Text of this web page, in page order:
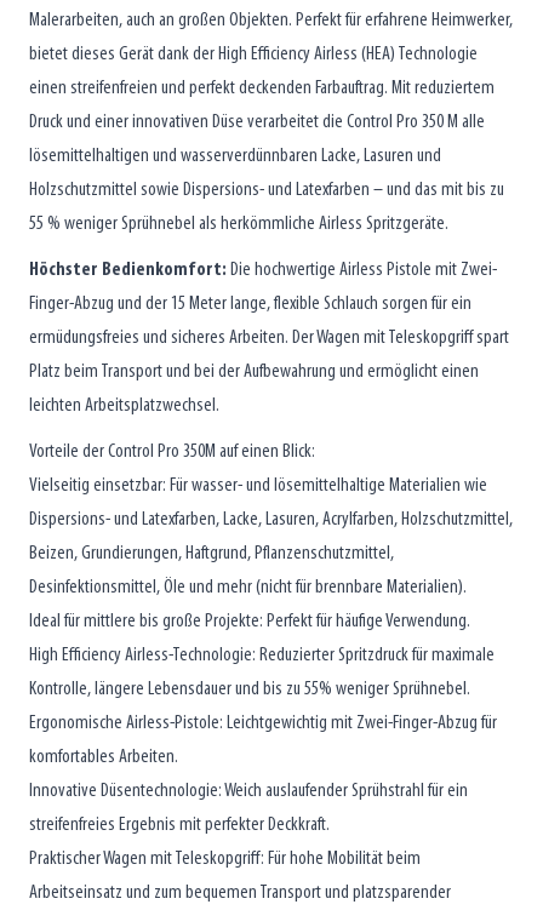
Malerarbeiten, auch an großen Objekten. Perfekt für erfahrene Heimwerker,
bietet dieses Gerät dank der High Efficiency Airless (HEA) Technologie
einen streifenfreien und perfekt deckenden Farbauftrag. Mit reduziertem
Druck und einer innovativen Düse verarbeitet die Control Pro 350 M alle
lösemittelhaltigen und wasserverdünnbaren Lacke, Lasuren und
Holzschutzmittel sowie Dispersions- und Latexfarben – und das mit bis zu
55 % weniger Sprühnebel als herkömmliche Airless Spritzgeräte.
Höchster Bedienkomfort: Die hochwertige Airless Pistole mit Zwei-
Finger-Abzug und der 15 Meter lange, flexible Schlauch sorgen für ein
ermüdungsfreies und sicheres Arbeiten. Der Wagen mit Teleskopgriff spart
Platz beim Transport und bei der Aufbewahrung und ermöglicht einen
leichten Arbeitsplatzwechsel.
Vorteile der Control Pro 350M auf einen Blick:
Vielseitig einsetzbar: Für wasser- und lösemittelhaltige Materialien wie
Dispersions- und Latexfarben, Lacke, Lasuren, Acrylfarben, Holzschutzmittel,
Beizen, Grundierungen, Haftgrund, Pflanzenschutzmittel,
Desinfektionsmittel, Öle und mehr (nicht für brennbare Materialien).
Ideal für mittlere bis große Projekte: Perfekt für häufige Verwendung.
High Efficiency Airless-Technologie: Reduzierter Spritzdruck für maximale
Kontrolle, längere Lebensdauer und bis zu 55% weniger Sprühnebel.
Ergonomische Airless-Pistole: Leichtgewichtig mit Zwei-Finger-Abzug für
komfortables Arbeiten.
Innovative Düsentechnologie: Weich auslaufender Sprühstrahl für ein
streifenfreies Ergebnis mit perfekter Deckkraft.
Praktischer Wagen mit Teleskopgriff: Für hohe Mobilität beim
Arbeitseinsatz und zum bequemen Transport und platzsparender